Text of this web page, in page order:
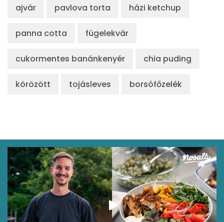
ajvár pavlova torta házi ketchup
panna cotta fügelekvár
cukormentes banánkenyér chia puding
körözött tojásleves borsófőzelék